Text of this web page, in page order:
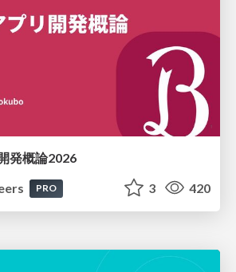
発概論2026
PRO 3 420